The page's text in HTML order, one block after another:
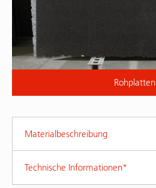
Rohplatten
Materialbeschreibung
Technische Informationen*